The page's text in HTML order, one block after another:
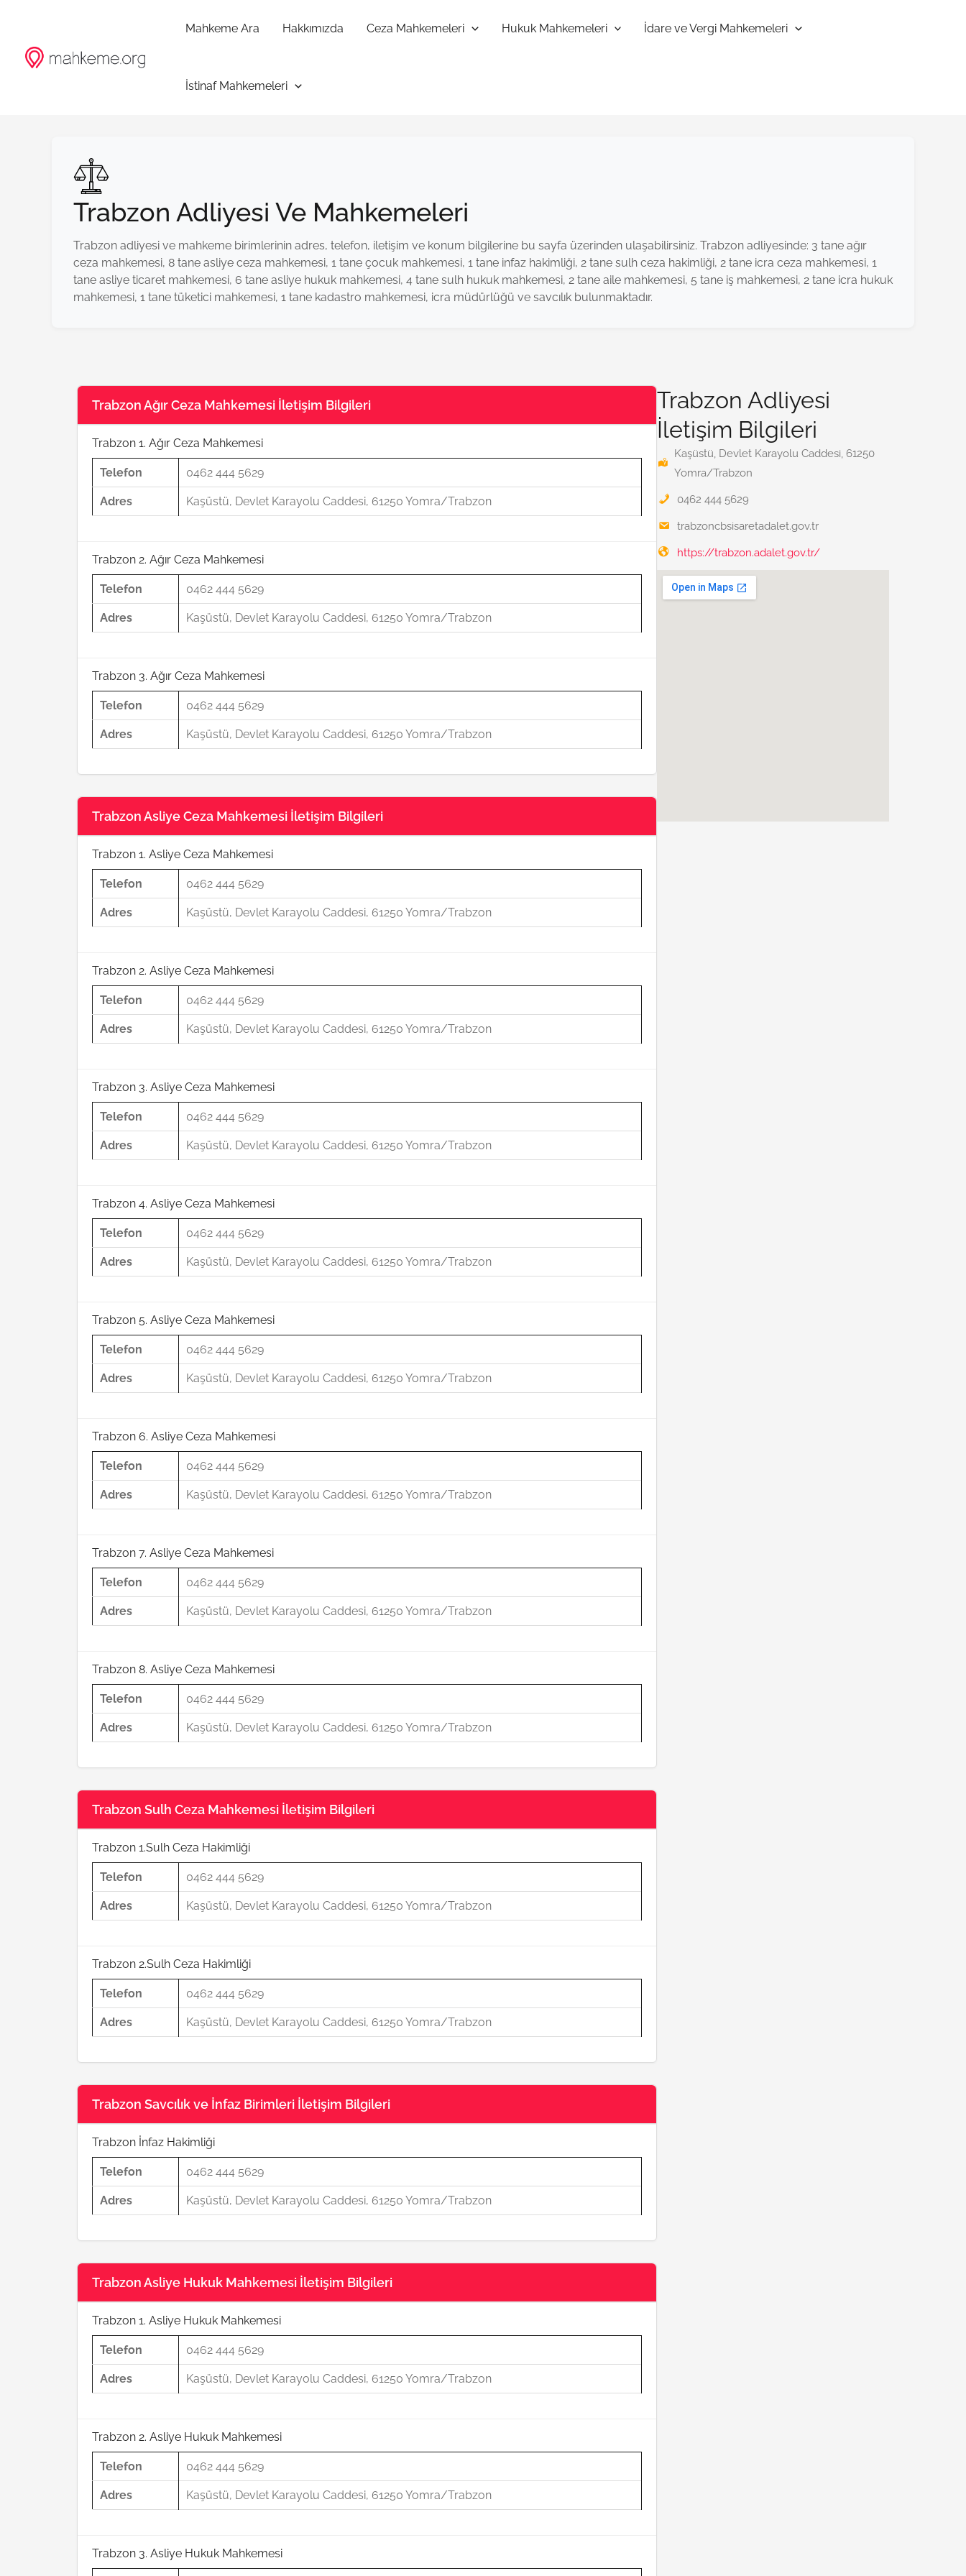
Mahkeme Ara Hakkımızda Ceza Mahkemeleri Hukuk Mahkemeleri İdare ve Vergi Mahkemeleri
İstinaf Mahkemeleri
Trabzon Adliyesi Ve Mahkemeleri
Trabzon adliyesi ve mahkeme birimlerinin adres, telefon, iletişim ve konum bilgilerine bu sayfa üzerinden ulaşabilirsiniz. Trabzon adliyesinde: 3 tane ağır
ceza mahkemesi, 8 tane asliye ceza mahkemesi, 1 tane çocuk mahkemesi, 1 tane infaz hakimliği, 2 tane sulh ceza hakimliği, 2 tane icra ceza mahkemesi, 1
tane asliye ticaret mahkemesi, 6 tane asliye hukuk mahkemesi, 4 tane sulh hukuk mahkemesi, 2 tane aile mahkemesi, 5 tane iş mahkemesi, 2 tane icra hukuk
mahkemesi, 1 tane tüketici mahkemesi, 1 tane kadastro mahkemesi, icra müdürlüğü ve savcılık bulunmaktadır.
Trabzon Ağır Ceza Mahkemesi İletişim Bilgileri
Trabzon 1. Ağır Ceza Mahkemesi
Telefon 0462 444 5629
Adres Kaşüstü, Devlet Karayolu Caddesi, 61250 Yomra/Trabzon
Trabzon 2. Ağır Ceza Mahkemesi
Telefon 0462 444 5629
Adres Kaşüstü, Devlet Karayolu Caddesi, 61250 Yomra/Trabzon
Trabzon 3. Ağır Ceza Mahkemesi
Telefon 0462 444 5629
Adres Kaşüstü, Devlet Karayolu Caddesi, 61250 Yomra/Trabzon
Trabzon Asliye Ceza Mahkemesi İletişim Bilgileri
Trabzon 1. Asliye Ceza Mahkemesi
Telefon 0462 444 5629
Adres Kaşüstü, Devlet Karayolu Caddesi, 61250 Yomra/Trabzon
Trabzon 2. Asliye Ceza Mahkemesi
Telefon 0462 444 5629
Adres Kaşüstü, Devlet Karayolu Caddesi, 61250 Yomra/Trabzon
Trabzon 3. Asliye Ceza Mahkemesi
Telefon 0462 444 5629
Adres Kaşüstü, Devlet Karayolu Caddesi, 61250 Yomra/Trabzon
Trabzon 4. Asliye Ceza Mahkemesi
Telefon 0462 444 5629
Adres Kaşüstü, Devlet Karayolu Caddesi, 61250 Yomra/Trabzon
Trabzon 5. Asliye Ceza Mahkemesi
Telefon 0462 444 5629
Adres Kaşüstü, Devlet Karayolu Caddesi, 61250 Yomra/Trabzon
Trabzon 6. Asliye Ceza Mahkemesi
Telefon 0462 444 5629
Adres Kaşüstü, Devlet Karayolu Caddesi, 61250 Yomra/Trabzon
Trabzon 7. Asliye Ceza Mahkemesi
Telefon 0462 444 5629
Adres Kaşüstü, Devlet Karayolu Caddesi, 61250 Yomra/Trabzon
Trabzon 8. Asliye Ceza Mahkemesi
Telefon 0462 444 5629
Adres Kaşüstü, Devlet Karayolu Caddesi, 61250 Yomra/Trabzon
Trabzon Sulh Ceza Mahkemesi İletişim Bilgileri
Trabzon 1.Sulh Ceza Hakimliği
Telefon 0462 444 5629
Adres Kaşüstü, Devlet Karayolu Caddesi, 61250 Yomra/Trabzon
Trabzon 2.Sulh Ceza Hakimliği
Telefon 0462 444 5629
Adres Kaşüstü, Devlet Karayolu Caddesi, 61250 Yomra/Trabzon
Trabzon Savcılık ve İnfaz Birimleri İletişim Bilgileri
Trabzon İnfaz Hakimliği
Telefon 0462 444 5629
Adres Kaşüstü, Devlet Karayolu Caddesi, 61250 Yomra/Trabzon
Trabzon Asliye Hukuk Mahkemesi İletişim Bilgileri
Trabzon 1. Asliye Hukuk Mahkemesi
Telefon 0462 444 5629
Adres Kaşüstü, Devlet Karayolu Caddesi, 61250 Yomra/Trabzon
Trabzon 2. Asliye Hukuk Mahkemesi
Telefon 0462 444 5629
Adres Kaşüstü, Devlet Karayolu Caddesi, 61250 Yomra/Trabzon
Trabzon 3. Asliye Hukuk Mahkemesi
Trabzon Adliyesi
İletişim Bilgileri
Kaşüstü, Devlet Karayolu Caddesi, 61250
Yomra/Trabzon
0462 444 5629
trabzoncbsisaretadalet.gov.tr
https://trabzon.adalet.gov.tr/